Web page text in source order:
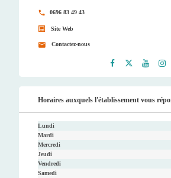
0696 83 49 43
Site Web
Contactez-nous
ook
er
be
ram
Horaires auxquels l'établissement vous
Lundi
Mardi
Mercredi
Jeudi
Vendredi
Samedi